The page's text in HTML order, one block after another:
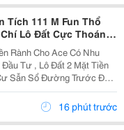
Tích 111 M Fun Thổ
Lô Đất Cực Thoáng
Chục
Rành Cho Ace Có Nhu
Tư , Lô Đất 2 Mặt Tiền
Trước Đất
5,,5 M 2 Ô Tô Tránh
Học Cấp 1 Thôn Thanh...
16 phút trước